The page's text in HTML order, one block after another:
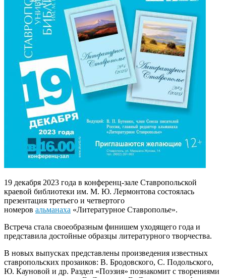
19 декабря 2023 года в конференц-зале Ставропольской
краевой библиотеки им. М. Ю. Лермонтова состоялась
презентация третьего и четвертого
номеров альманаха «Литературное Ставрополье».
Встреча стала своеобразным финишем уходящего года и
представила достойные образцы литературного творчества.
В новых выпусках представлены произведения известных
ставропольских прозаиков: В. Бродовского, С. Подольского,
Ю. Кауновой и др. Раздел «Поэзия» познакомит с творениями